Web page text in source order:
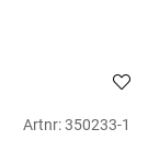
Artnr:350233-1